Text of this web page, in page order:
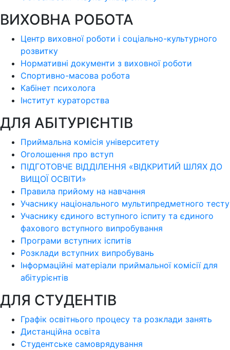
ВИХОВНА РОБОТА
Центр виховної роботи і соціально-культурного
розвитку
Нормативні документи з виховної роботи
Спортивно-масова робота
Кабінет психолога
Інститут кураторства
ДЛЯ АБІТУРІЄНТІВ
Приймальна комісія університету
Оголошення про вступ
ПІДГОТОВЧЕ ВІДДІЛЕННЯ «ВІДКРИТИЙ ШЛЯХ ДО
ВИЩОЇ ОСВІТИ»
Правила прийому на навчання
Учаснику національного мультипредметного тесту
Учаснику єдиного вступного іспиту та єдиного
фахового вступного випробування
Програми вступних іспитів
Розклади вступних випробувань
Інформаційні матеріали приймальної комісії для
абітурієнтів
ДЛЯ СТУДЕНТІВ
Графік освітнього процесу та розклади занять
Дистанційна освіта
Студентське самоврядування